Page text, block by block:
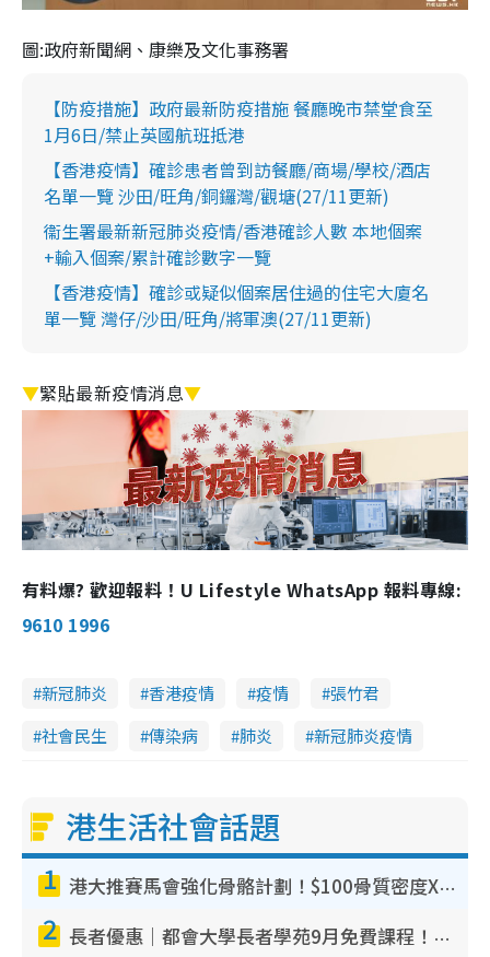
圖:政府新聞網、康樂及文化事務署
【防疫措施】政府最新防疫措施 餐廳晚市禁堂食至
1月6日/禁止英國航班抵港
【香港疫情】確診患者曾到訪餐廳/商場/學校/酒店
名單一覽 沙田/旺角/銅鑼灣/觀塘(27/11更新)
衞生署最新新冠肺炎疫情/香港確診人數 本地個案
+輸入個案/累計確診數字一覽
【香港疫情】確診或疑似個案居住過的住宅大廈名
單一覽 灣仔/沙田/旺角/將軍澳(27/11更新)
▼緊貼最新疫情消息▼
有料爆? 歡迎報料！U Lifestyle WhatsApp 報料專線:
9610 1996
新冠肺炎 香港疫情 疫情
張竹君
社會民生
傳染病 肺炎 新冠肺炎疫情
港生活社會話題
1 港大推賽馬會強化骨骼計劃！$100骨質密度X光檢查 完成免費運動訓練送超市禮券！附參加資格
2 長者優惠｜都會大學長者學苑9月免費課程！多媒體/微電影創作/網絡安全 附報名方法教學